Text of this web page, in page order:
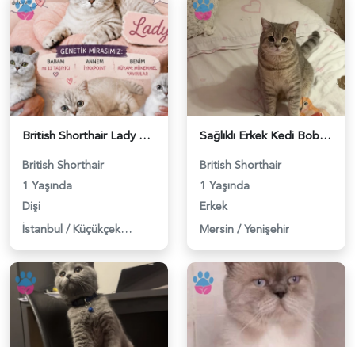
British Shorthair Lady kociş arıyor - 118984656
British Shorthair
1 Yaşında
Dişi
İstanbul / Küçükçekmece
Sağlıklı Erkek Kedi Bobi’ye Eş Aranıyor - 118984657
British Shorthair
1 Yaşında
Erkek
Mersin / Yenişehir